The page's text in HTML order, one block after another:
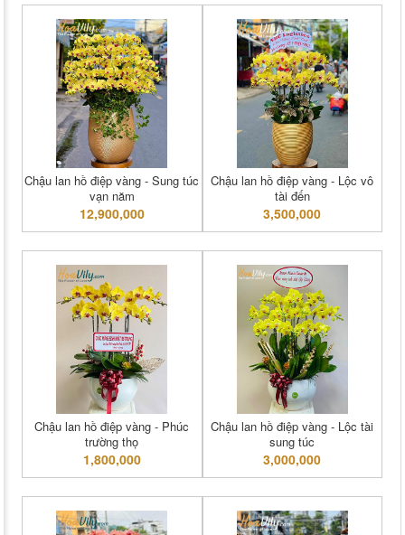
Chậu lan hồ điệp vàng - Sung túc
vạn năm
12,900,000
Chậu lan hồ điệp vàng - Lộc vô
tài đến
3,500,000
Chậu lan hồ điệp vàng - Phúc
trường thọ
1,800,000
Chậu lan hồ điệp vàng - Lộc tài
sung túc
3,000,000